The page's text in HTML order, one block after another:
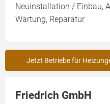
Neuinstallation / Einbau,
Wartung, Reparatur
Jetzt Betriebe für
Friedrich GmbH